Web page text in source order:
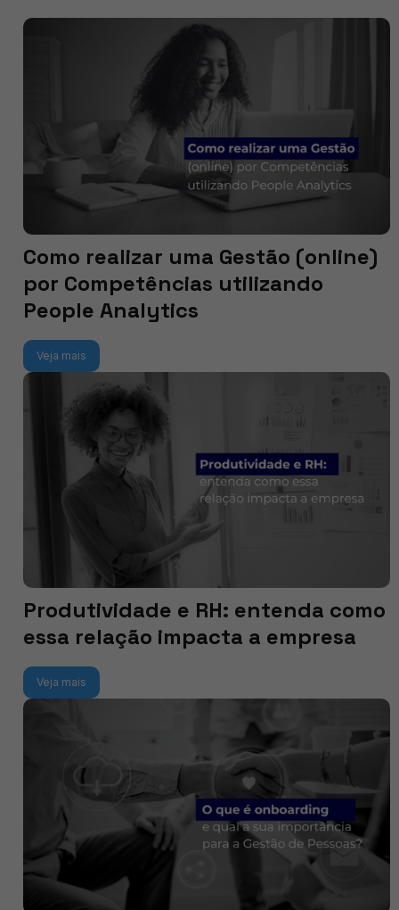
Como realizar uma Gestão (online)
por Competências utilizando
People Analytics
Veja mais
Produtividade e RH: entenda como
essa relação impacta a empresa
Veja mais